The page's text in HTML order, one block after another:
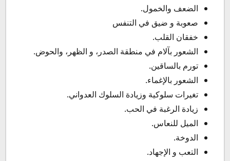
الضعف والخمول.
صعوبة و ضيق في التنفس
خفقان القلب.
الشعور بآلام في منطقة الصدر، و الظهر، والحوض.
تورم بالساقين.
الشعور بالإغماء.
تغيرات سلوكية وزيادة السلوك العدواني.
زيادة الرغبة في الحب.
الميل للنعاس.
الدوخة.
التعب و الإجهاد.